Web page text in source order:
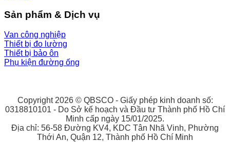
Sản phẩm & Dịch vụ
Van công nghiệp
Thiết bị đo lường
Thiết bị bảo ôn
Phụ kiện đường ống
Copyright 2026 © QBSCO - Giấy phép kinh doanh số:
0318810101 - Do Sở kế hoạch và Đầu tư Thành phố Hồ Chí
Minh cấp ngày 15/01/2025.
Địa chỉ: 56-58 Đường KV4, KDC Tân Nhã Vinh, Phường
Thới An, Quận 12, Thành phố Hồ Chí Minh